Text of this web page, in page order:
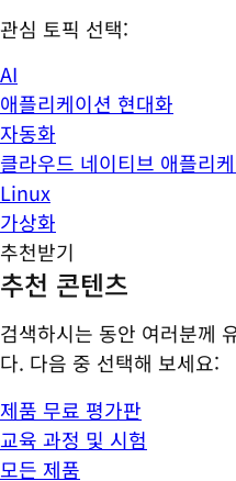
관심 토픽 선택:
AI
애플리케이션 현대화
자동화
클라우드 네이티브 애플리
Linux
가상화
추천받기
추천 콘텐츠
검색하시는 동안 여러분께
다. 다음 중 선택해 보세요:
제품 무료 평가판
교육 과정 및 시험
모든 제품